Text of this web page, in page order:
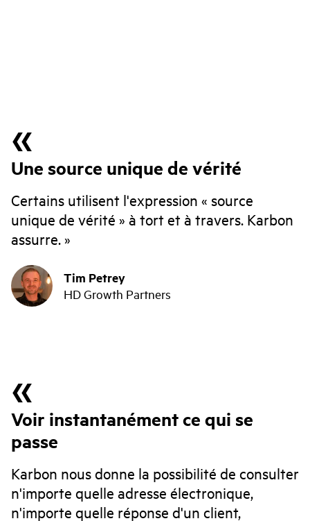
Une source unique de vérité
Certains utilisent l'expression « source
unique de vérité » à tort et à travers. Karbon
assurre.
Tim Petrey
HD Growth Partners
Voir instantanément ce qui se
passe
Karbon nous donne la possibilité de consulter
n'importe quelle adresse électronique,
n'importe quelle réponse d'un client,